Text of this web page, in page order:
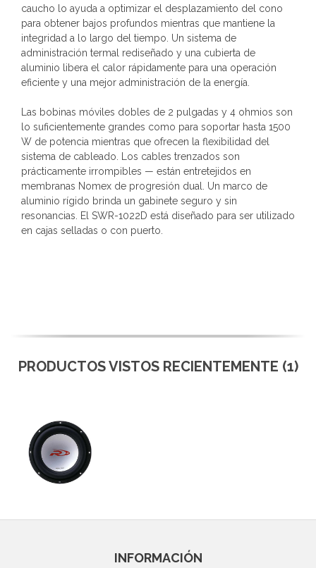
caucho lo ayuda a optimizar el desplazamiento del cono
para obtener bajos profundos mientras que mantiene la
integridad a lo largo del tiempo. Un sistema de
administración termal rediseñado y una cubierta de
aluminio libera el calor rápidamente para una operación
eficiente y una mejor administración de la energía.
Las bobinas móviles dobles de 2 pulgadas y 4 ohmios son
lo suficientemente grandes como para soportar hasta 1500
W de potencia mientras que ofrecen la flexibilidad del
sistema de cableado. Los cables trenzados son
prácticamente irrompibles — están entretejidos en
membranas Nomex de progresión dual. Un marco de
aluminio rígido brinda un gabinete seguro y sin
resonancias. El SWR-1022D está diseñado para ser utilizado
en cajas selladas o con puerto.
PRODUCTOS VISTOS RECIENTEMENTE (1)
INFORMACIÓN